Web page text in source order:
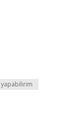
yapabilirim